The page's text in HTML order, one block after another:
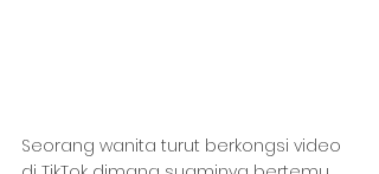
Seorang wanita turut berkongsi video